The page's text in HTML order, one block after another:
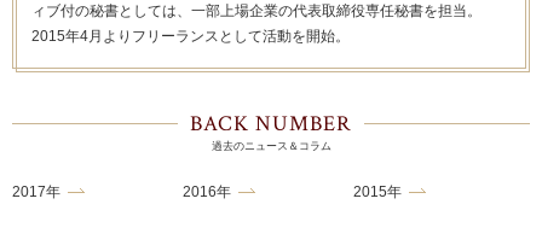
ィブ付の秘書としては、一部上場企業の代表取締役専任秘書を担当。
2015年4月よりフリーランスとして活動を開始。
BACK NUMBER
過去のニュース＆コラム
2017年 2016年 2015年